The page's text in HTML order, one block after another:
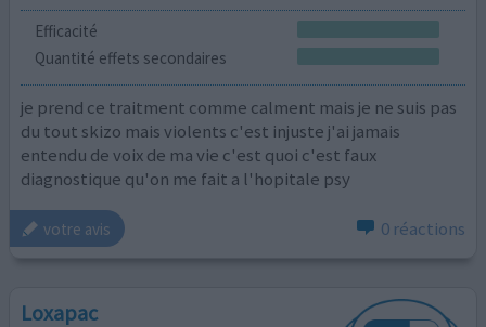
Efficacité
Quantité effets secondaires
je prend ce traitment comme calment mais je ne suis pas
du tout skizo mais violents c'est injuste j'ai jamais
entendu de voix de ma vie c'est quoi c'est faux
diagnostique qu'on me fait a l'hopitale psy
votre avis 0 réactions
Loxapac